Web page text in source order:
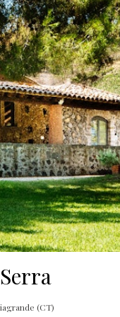
(CT)